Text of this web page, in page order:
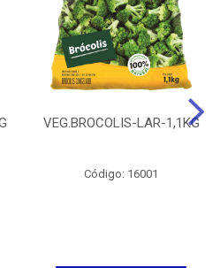
VEG.BROCOLIS-LAR-1,1KG
Código: 16001